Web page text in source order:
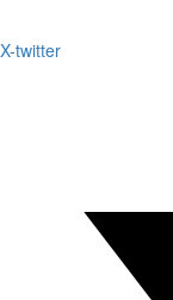
X-twitter